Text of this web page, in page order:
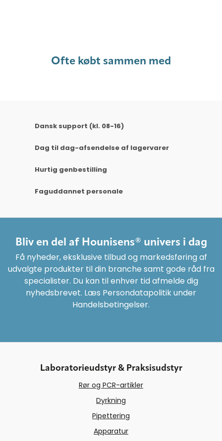
Ofte købt sammen med
Dansk support (kl. 08-16)
Dag til dag-afsendelse af lagervarer
Hurtig genbestilling
Faguddannet personale
Bliv en del af Hounisens® univers i dag
Få nyheder, eksklusive tilbud og markedsføring af
udvalgte produkter til din branche samt gode råd fra
specialister. Du kan til enhver tid afmelde dig
nyhedsbrevet. Læs Persondatapolitik under
Handelsbetingelser.
Laboratorieudstyr & Praksisudstyr
Rør og PCR-artikler
Dyrkning
Pipettering
Apparatur